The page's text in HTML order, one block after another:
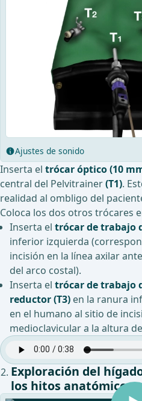
Ajustes de sonido
Inserta el trócar óptico (10
central del Pelvitrainer(T1).
realidad al ombligo del
Coloca los dos otros trócares
Inserta el trócar de trabajo
inferior izquierda
incisión en la línea axilar
del arco costal).
Inserta el trócar de trabajo
reductor (T3) en la ranura
en el humano al sitio de
medioclavicular a la altura
Exploración del
los hitos anatómicos